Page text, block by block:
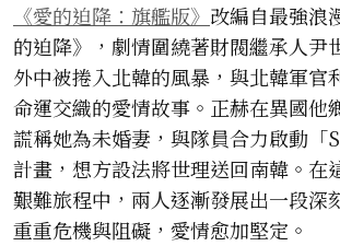
《愛的迫降：旗艦版》 改編自最強浪
的迫降》，劇情圍繞著財閥繼承人尹
外中被捲入北韓的風暴，與北韓軍官
命運交織的愛情故事。正赫在異國他
謊稱她為未婚妻，與隊員合力啟動「
計畫，想方設法將世理送回南韓。在
艱難旅程中，兩人逐漸發展出一段深
重重危機與阻礙，愛情愈加堅定。